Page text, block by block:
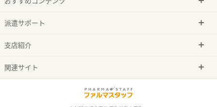
派遣サポート
支店紹介
関連サイト